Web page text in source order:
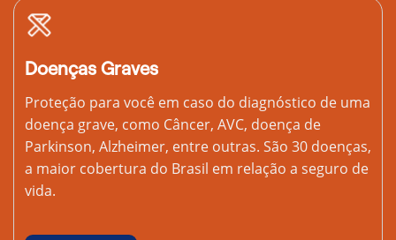
Doenças Graves
Proteção para você em caso do diagnóstico de uma
doença grave, como Câncer, AVC, doença de
Parkinson, Alzheimer, entre outras. São 30 doenças,
a maior cobertura do Brasil em relação a seguro de
vida.